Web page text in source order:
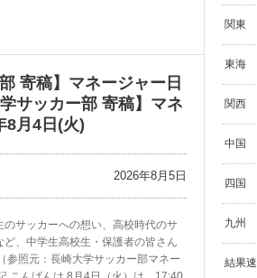
寄稿】マネージャー日
サッカー部 寄稿】マネ
8月4日(火)
2026年8月5日
サッカーへの想い、高校時代のサ
、中学生高校生・保護者の皆さん
参照元：長崎大学サッカー部マネー
関東
東海
関西
中国
四国
九州
結果